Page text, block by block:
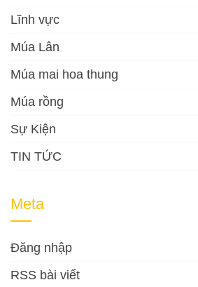
Lĩnh vực
Múa Lân
Múa mai hoa thung
Múa rồng
Sự Kiện
TIN TỨC
Meta
Đăng nhập
RSS bài viết